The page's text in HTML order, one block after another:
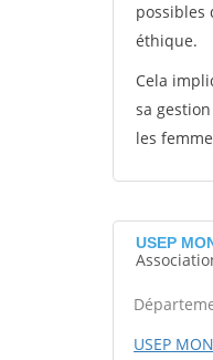
possibles
éthique.
Cela
sa
les
USEP
USEP